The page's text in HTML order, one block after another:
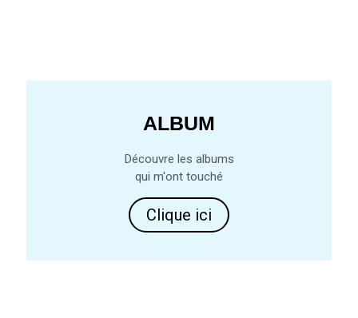
ALBUM
Découvre les albums
qui m'ont touché
Clique ici